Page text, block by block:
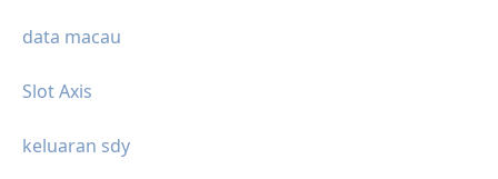
data macau
Slot Axis
keluaran sdy